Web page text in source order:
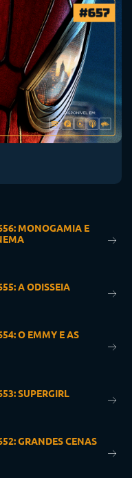
MONOGAMIA E
A ODISSEIA
O EMMY E AS
SUPERGIRL
GRANDES CENAS